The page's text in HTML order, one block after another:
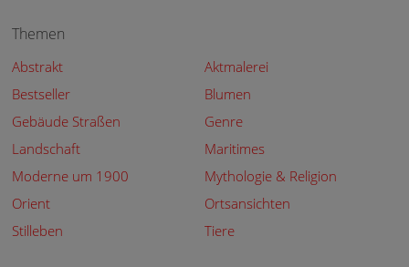
Themen
Abstrakt
Aktmalerei
Bestseller
Blumen
Gebäude Straßen
Genre
Landschaft
Maritimes
Moderne um 1900
Mythologie & Religion
Orient
Ortsansichten
Stilleben
Tiere